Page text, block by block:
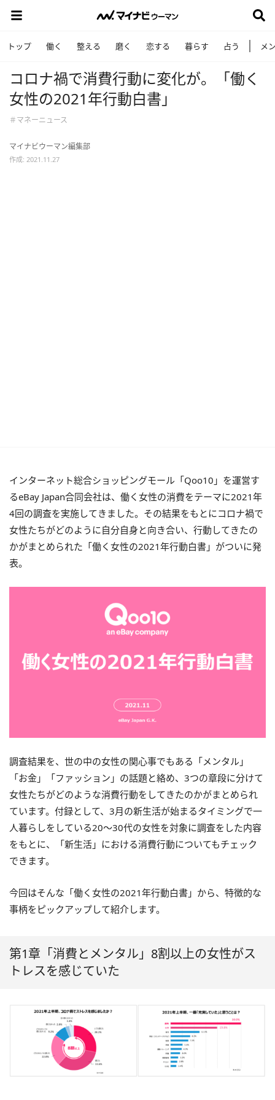
トップ 働く 整える 磨く 恋する 暮らす 占う メ
コロナ禍で消費行動に変化が。「働く
女性の2021年行動白書」
＃マネーニュース
マイナビウーマン編集部
作成: 2021.11.27
インターネット総合ショッピングモール「Qoo10」を運営す
るeBay Japan合同会社は、働く女性の消費をテーマに2021年
4回の調査を実施してきました。その結果をもとにコロナ禍で
女性たちがどのように自分自身と向き合い、行動してきたの
かがまとめられた「働く女性の2021年行動白書」がついに発
表。
調査結果を、世の中の女性の関心事でもある「メンタル」
「お金」「ファッション」の話題と絡め、3つの章段に分けて
女性たちがどのような消費行動をしてきたのかがまとめられ
ています。付録として、3月の新生活が始まるタイミングで一
人暮らしをしている20～30代の女性を対象に調査をした内容
をもとに、「新生活」における消費行動についてもチェック
できます。
今回はそんな「働く女性の2021年行動白書」から、特徴的な
事柄をピックアップして紹介します。
第1章「消費とメンタル」8割以上の女性がス
トレスを感じていた